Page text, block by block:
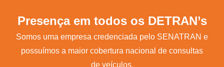
Presença em todos os DETRAN’s
Somos uma empresa credenciada pelo SENATRAN e
possuímos a maior cobertura nacional de consultas
de veículos.